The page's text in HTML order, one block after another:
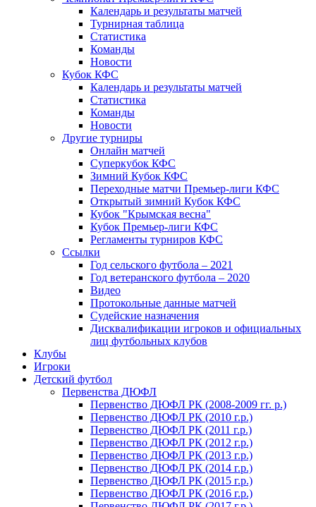
Календарь и результаты матчей
Турнирная таблица
Статистика
Команды
Новости
Кубок КФС
Календарь и результаты матчей
Статистика
Команды
Новости
Другие турниры
Онлайн матчей
Суперкубок КФС
Зимний Кубок КФС
Переходные матчи Премьер-лиги КФС
Открытый зимний Кубок КФС
Кубок "Крымская весна"
Кубок Премьер-лиги КФС
Регламенты турниров КФС
Ссылки
Год сельского футбола – 2021
Год ветеранского футбола – 2020
Видео
Протокольные данные матчей
Судейские назначения
Дисквалификации игроков и официальных
лиц футбольных клубов
Клубы
Игроки
Детский футбол
Первенства ДЮФЛ
Первенство ДЮФЛ РК (2008-2009 гг. р.)
Первенство ДЮФЛ РК (2010 г.р.)
Первенство ДЮФЛ РК (2011 г.р.)
Первенство ДЮФЛ РК (2012 г.р.)
Первенство ДЮФЛ РК (2013 г.р.)
Первенство ДЮФЛ РК (2014 г.р.)
Первенство ДЮФЛ РК (2015 г.р.)
Первенство ДЮФЛ РК (2016 г.р.)